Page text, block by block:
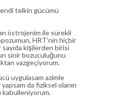
telkin gücümü
östrojenim ile sürekli
HRT’nin hiçbir
kişilerden birisi
sinir bozuculuğunu
vazgeçiyorum.
uygulasam azimle
da fiziksel olanın
kabulleniyorum.